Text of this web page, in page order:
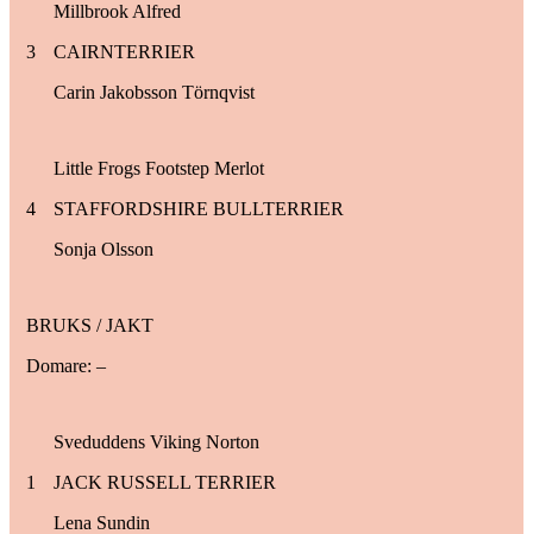
3
Millbrook Alfred
CAIRNTERRIER
Carin Jakobsson Törnqvist
4
Little Frogs Footstep Merlot
STAFFORDSHIRE BULLTERRIER
Sonja Olsson
BRUKS / JAKT
Domare: –
1
Sveduddens Viking Norton
JACK RUSSELL TERRIER
Lena Sundin